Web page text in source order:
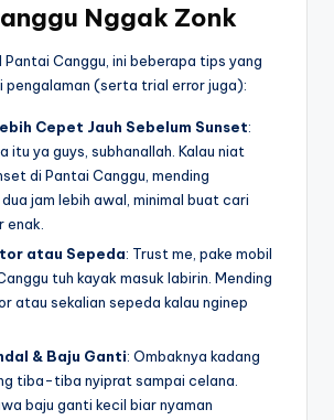
Nggak Zonk
Pantai Canggu, ini beberapa tips yang
pengalaman (serta trial error juga):
Cepet Jauh Sebelum Sunset:
itu ya guys, subhanallah. Kalau niat
di Pantai Canggu, mending
jam lebih awal, minimal buat cari
atau Sepeda: Trust me, pake mobil
tuh kayak masuk labirin. Mending
atau sekalian sepeda kalau nginep
& Baju Ganti: Ombaknya kadang
tiba-tiba nyiprat sampai celana.
baju ganti kecil biar nyaman